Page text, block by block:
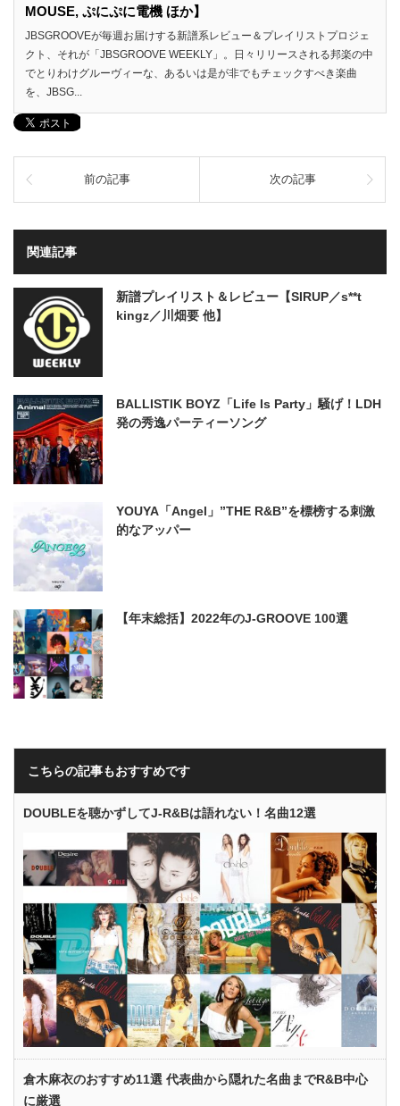
MOUSE, ぷにぷに電機 ほか】
JBSGROOVEが毎週お届けする新譜系レビュー＆プレイリストプロジェ
クト、それが「JBSGROOVE WEEKLY」。日々リリースされる邦楽の中
でとりわけグルーヴィーな、あるいは是が非でもチェックすべき楽曲
を、JBSG...
前の記事 次の記事
関連記事
新譜プレイリスト＆レビュー【SIRUP／s**t
kingz／川畑要 他】
BALLISTIK BOYZ「Life Is Party」騒げ！LDH
発の秀逸パーティーソング
YOUYA「Angel」”THE R&B”を標榜する刺激
的なアッパー
【年末総括】2022年のJ-GROOVE 100選
こちらの記事もおすすめです
DOUBLEを聴かずしてJ-R&Bは語れない！名曲12選
倉木麻衣のおすすめ11選 代表曲から隠れた名曲までR&B中心
に厳選